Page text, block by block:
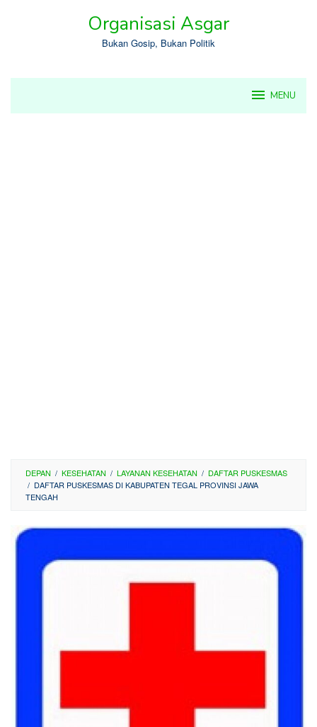
Organisasi Asgar
Bukan Gosip, Bukan Politik
MENU
DEPAN / KESEHATAN / LAYANAN KESEHATAN / DAFTAR PUSKESMAS
/ DAFTAR PUSKESMAS DI KABUPATEN TEGAL PROVINSI JAWA
TENGAH